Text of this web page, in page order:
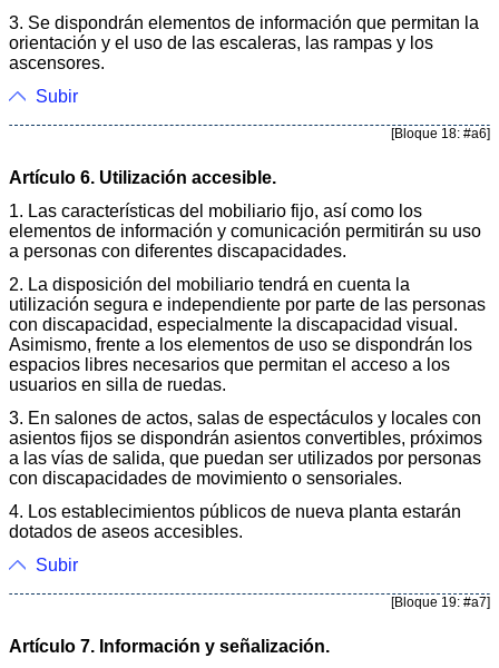
3. Se dispondrán elementos de información que permitan la
orientación y el uso de las escaleras, las rampas y los
ascensores.
Subir
[Bloque 18: #a6]
Artículo 6. Utilización accesible.
1. Las características del mobiliario fijo, así como los
elementos de información y comunicación permitirán su uso
a personas con diferentes discapacidades.
2. La disposición del mobiliario tendrá en cuenta la
utilización segura e independiente por parte de las personas
con discapacidad, especialmente la discapacidad visual.
Asimismo, frente a los elementos de uso se dispondrán los
espacios libres necesarios que permitan el acceso a los
usuarios en silla de ruedas.
3. En salones de actos, salas de espectáculos y locales con
asientos fijos se dispondrán asientos convertibles, próximos
a las vías de salida, que puedan ser utilizados por personas
con discapacidades de movimiento o sensoriales.
4. Los establecimientos públicos de nueva planta estarán
dotados de aseos accesibles.
Subir
[Bloque 19: #a7]
Artículo 7. Información y señalización.